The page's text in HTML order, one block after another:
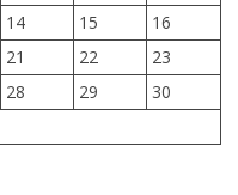
14 15
16
21 22
23
28 29
30